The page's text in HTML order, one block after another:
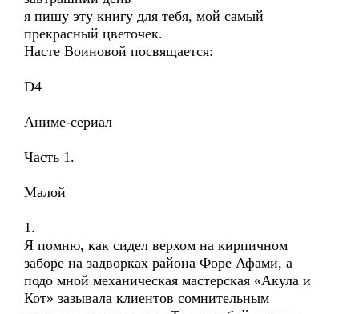
я пишу эту книгу для тебя, мой самый
прекрасный цветочек.
Насте Воиновой посвящается:
D4
Аниме-сериал
Часть 1.
Малой
1.
Я помню, как сидел верхом на кирпичном
заборе на задворках района Форе Афами, а
подо мной механическая мастерская «Акула и
Кот» зазывала клиентов сомнительным